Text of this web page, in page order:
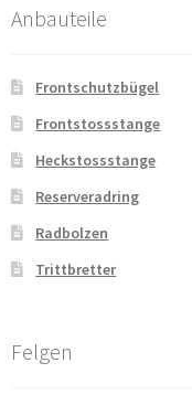
Anbauteile
Frontschutzbügel
Frontstossstange
Heckstossstange
Reserveradring
Radbolzen
Trittbretter
Felgen